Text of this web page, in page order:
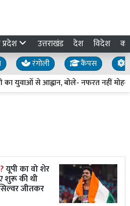
प्रदेश उत्तराखंड देश विदेश
रंगोली कैंपस
का युवाओं से आह्वान, बोले- नफरत नहीं
यूपी का वो शेर
शुरू की थी
जीतकर